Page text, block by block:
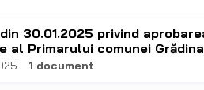
din 30.01.2025 privind
al Primarului comunei
1 document